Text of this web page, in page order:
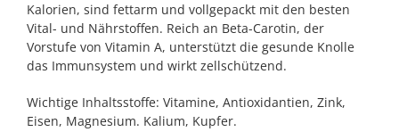
Kalorien, sind fettarm und vollgepackt mit den besten
Vital- und Nährstoffen. Reich an Beta-Carotin, der
Vorstufe von Vitamin A, unterstützt die gesunde Knolle
das Immunsystem und wirkt zellschützend.
Wichtige Inhaltsstoffe: Vitamine, Antioxidantien, Zink,
Eisen, Magnesium. Kalium, Kupfer.